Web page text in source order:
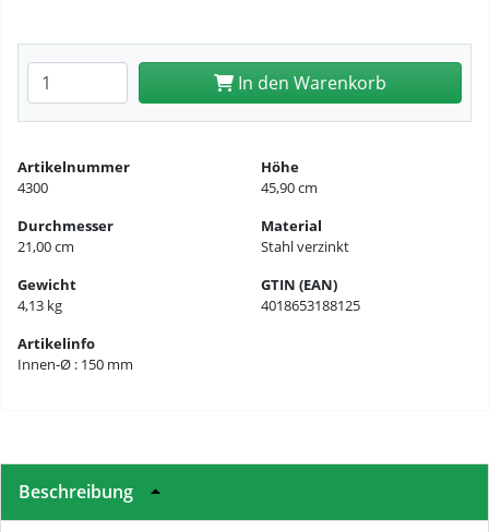
Anzahl eingeben In den Warenkorb
Artikelnummer
4300
Höhe
45,90 cm
Durchmesser
21,00 cm
Material
Stahl verzinkt
Gewicht
4,13 kg
GTIN (EAN)
4018653188125
Artikelinfo
Innen-Ø : 150 mm
Beschreibung